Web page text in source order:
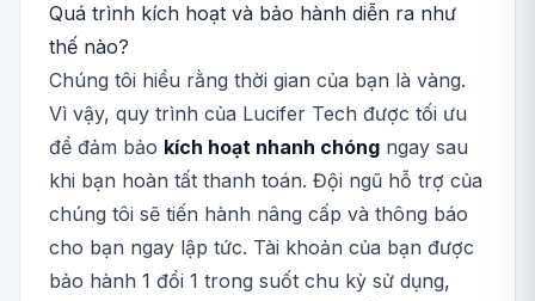
Quá trình kích hoạt và bảo hành diễn ra như
thế nào?
Chúng tôi hiểu rằng thời gian của bạn là vàng.
Vì vậy, quy trình của Lucifer Tech được tối ưu
để đảm bảo kích hoạt nhanh chóng ngay sau
khi bạn hoàn tất thanh toán. Đội ngũ hỗ trợ của
chúng tôi sẽ tiến hành nâng cấp và thông báo
cho bạn ngay lập tức. Tài khoản của bạn được
bảo hành 1 đổi 1 trong suốt chu kỳ sử dụng,